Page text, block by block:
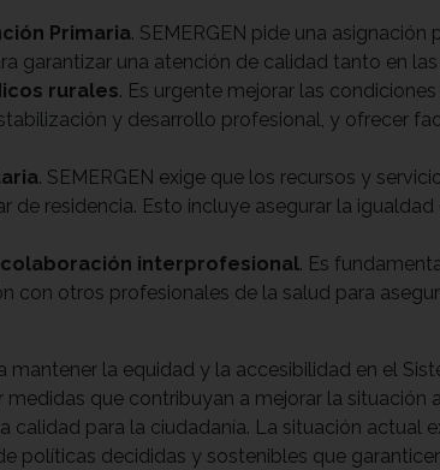
Primaria. SEMERGEN pide una
garantizar una atención de calidad tanto en
rurales. Es urgente mejorar las
y desarrollo profesional, y ofrecer
. SEMERGEN exige que los recursos y
de residencia. Esto incluye asegurar la
interprofesional. Es
con otros profesionales de la salud para
mantener la equidad y la accesibilidad en el
que contribuyan a mejorar la situación
calidad para la ciudadanía. La situación actual
políticas decididas y sostenibles que